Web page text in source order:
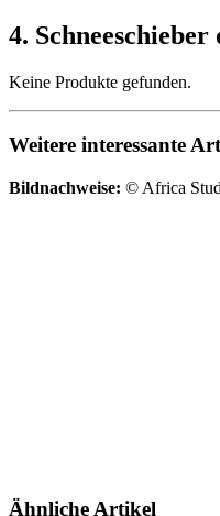
4.
Keine Produkte gefunden.
Weitere interessante
Bildnachweise: © Africa
Ähnliche Artikel